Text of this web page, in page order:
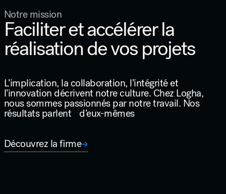
Notre mission
Faciliter et accélérer la
réalisation de vos projets
L’implication, la collaboration, l’intégrité et
l’innovation décrivent notre culture. Chez Logha,
nous sommes passionnés par notre travail. Nos
résultats parlent d’eux-mêmes
Découvrez la firme